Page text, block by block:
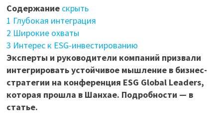
Содержание скрыть
1 Глубокая интеграция
2 Широкие охваты
3 Интерес к ESG-инвестированию
Эксперты и руководители компаний призвали
интегрировать устойчивое мышление в бизнес-
стратегии на конференция ESG Global Leaders,
которая прошла в Шанхае. Подробности — в
статье.